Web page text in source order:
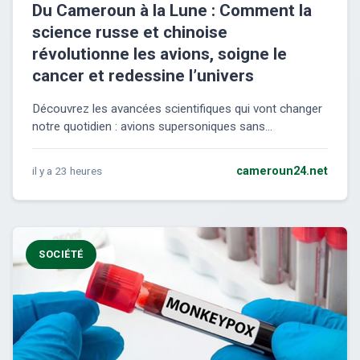
Du Cameroun à la Lune : Comment la
science russe et chinoise
révolutionne les avions, soigne le
cancer et redessine l’univers
Découvrez les avancées scientifiques qui vont changer
notre quotidien : avions supersoniques sans...
il y a 23 heures cameroun24.net
SOCIÉTÉ